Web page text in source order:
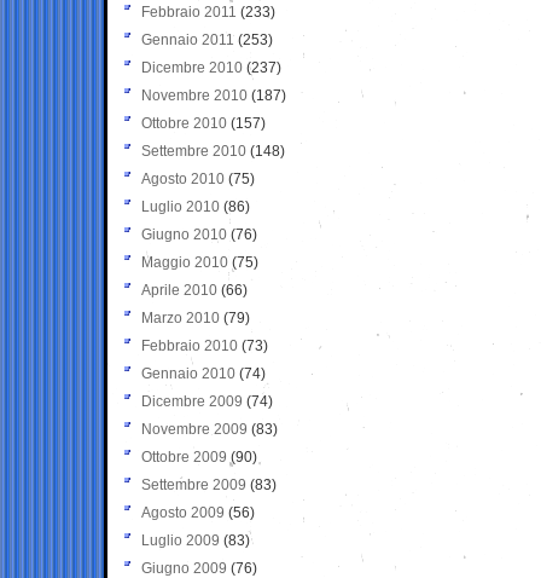
Febbraio 2011 (233)
Gennaio 2011 (253)
Dicembre 2010 (237)
Novembre 2010 (187)
Ottobre 2010 (157)
Settembre 2010 (148)
Agosto 2010 (75)
Luglio 2010 (86)
Giugno 2010 (76)
Maggio 2010 (75)
Aprile 2010 (66)
Marzo 2010 (79)
Febbraio 2010 (73)
Gennaio 2010 (74)
Dicembre 2009 (74)
Novembre 2009 (83)
Ottobre 2009 (90)
Settembre 2009 (83)
Agosto 2009 (56)
Luglio 2009 (83)
Giugno 2009 (76)